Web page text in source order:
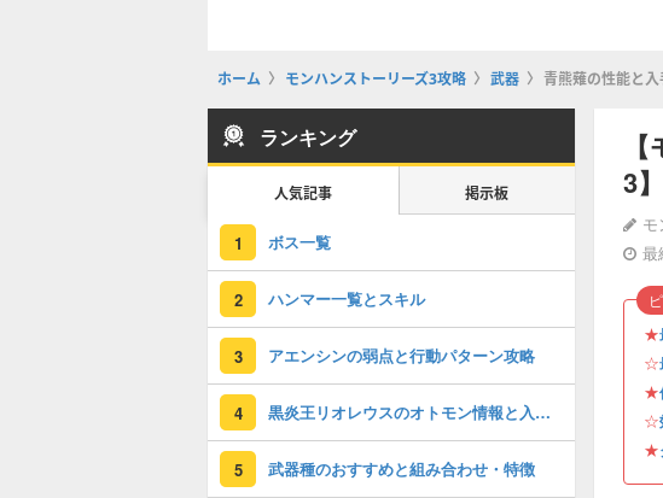
ホーム モンハンストーリーズ3攻略 武器 青熊薙の性能と入
3】
最
★
☆
★
☆
★
ランキング
人気記事 掲示板
1 ボス一覧
2 ハンマー一覧とスキル
3 アエンシンの弱点と行動パターン攻略
4 黒炎王リオレウスのオトモン情報と入手方法・場所
5 武器種のおすすめと組み合わせ・特徴